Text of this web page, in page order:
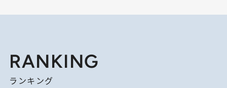
RANKING
ランキング